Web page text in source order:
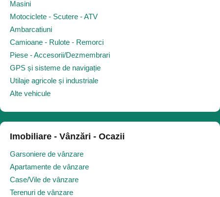
Masini
Motociclete - Scutere - ATV
Ambarcatiuni
Camioane - Rulote - Remorci
Piese - Accesorii/Dezmembrari
GPS și sisteme de navigație
Utilaje agricole și industriale
Alte vehicule
Imobiliare - Vânzări - Ocazii
Garsoniere de vânzare
Apartamente de vânzare
Case/Vile de vânzare
Terenuri de vânzare